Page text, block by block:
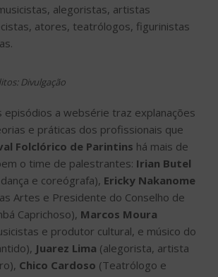
Folclórico de Parintinshá mais de
o time de palestrantes: Irian Butel
e coreógrafa),
Caprichoso),
Juarez Lima(alegorista, artista
Chico Cardoso (Teatrólogo e
eTarcísio Gonzaga(figurinista
exibições da série corresponde a um
conhecimento e inicia com o primeiro
de julho, e finaliza com o sexto
em que é comemorado o Dia